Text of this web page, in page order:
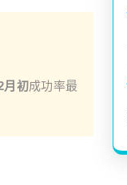
月初成功率最